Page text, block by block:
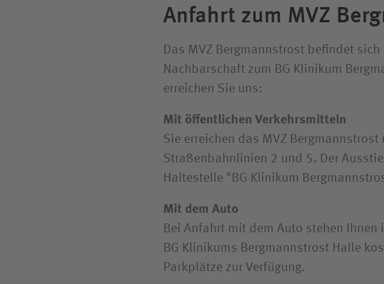
Anfahrt zum MVZ
Das MVZ Bergmannstrost befindet
Nachbarschaft zum BG Klinikum
erreichen Sie uns:
Mit öffentlichen Verkehrsmitteln
Sie erreichen das MVZ Bergmannstrost
Straßenbahnlinien 2 und 5. Der
Haltestelle "BG Klinikum
Mit dem Auto
Bei Anfahrt mit dem Auto stehen Ihnen
BG Klinikums Bergmannstrost Halle
Parkplätze zur Verfügung.